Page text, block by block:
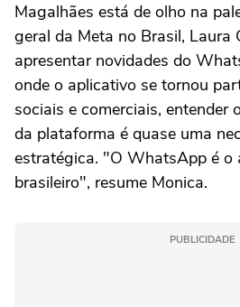
Magalhães está de olho na
geral da Meta no Brasil, Laura
apresentar novidades do
onde o aplicativo se tornou
sociais e comerciais, entender
da plataforma é quase uma
estratégica. "O WhatsApp é o
brasileiro", resume Monica.
PUBLICIDADE